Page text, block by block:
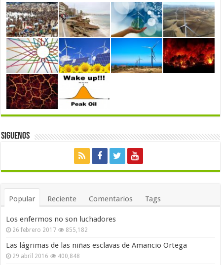
Siguenos
Popular Reciente Comentarios Tags
Los enfermos no son luchadores
26 febrero 2017 855,182
Las lágrimas de las niñas esclavas de Amancio Ortega
29 abril 2016 400,848